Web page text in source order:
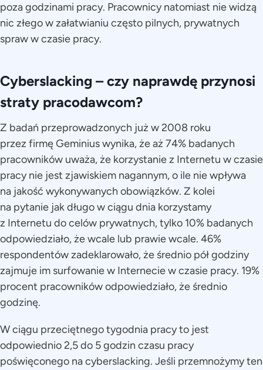
poza godzinami pracy. Pracownicy natomiast nie widzą
nic złego w załatwianiu często pilnych, prywatnych
spraw w czasie pracy.
Cyberslacking – czy naprawdę przynosi
straty pracodawcom?
Z badań przeprowadzonych już w 2008 roku
przez firmę Geminius wynika, że aż 74% badanych
pracowników uważa, że korzystanie z Internetu w czasie
pracy nie jest zjawiskiem nagannym, o ile nie wpływa
na jakość wykonywanych obowiązków. Z kolei
na pytanie jak długo w ciągu dnia korzystamy
z Internetu do celów prywatnych, tylko 10% badanych
odpowiedziało, że wcale lub prawie wcale. 46%
respondentów zadeklarowało, że średnio pół godziny
zajmuje im surfowanie w Internecie w czasie pracy. 19%
procent pracowników odpowiedziało, że średnio
godzinę.
W ciągu przeciętnego tygodnia pracy to jest
odpowiednio 2,5 do 5 godzin czasu pracy
poświęconego na cyberslacking. Jeśli przemnożymy ten